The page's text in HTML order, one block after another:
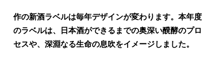
作の新酒ラベルは毎年デザインが変わります。本年度
のラベルは、日本酒ができるまでの奥深い醗酵のプロ
セスや、深淵なる生命の息吹をイメージしました。